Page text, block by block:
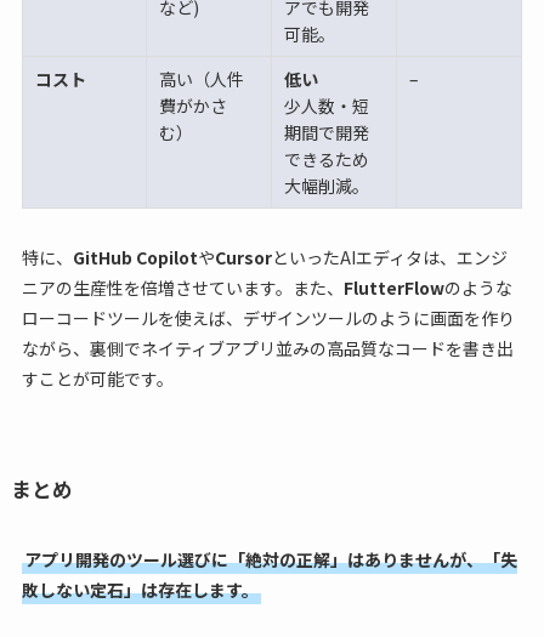
など)
アでも開発
可能。
コスト
高い（人件
費がかさ
む）
低い
少人数・短
期間で開発
できるため
大幅削減。
–
特に、 GitHub CopilotやCursorといったAIエディタは、エンジ
ニアの生産性を倍増させています。また、 FlutterFlowのような
ローコードツールを使えば、デザインツールのように画面を作り
ながら、裏側でネイティブアプリ並みの高品質なコードを書き出
すことが可能です。
まとめ
アプリ開発のツール選びに「絶対の正解」はありませんが、「失
敗しない定石」は存在します。